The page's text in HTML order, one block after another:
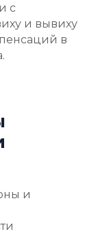
с
и вывиху
в
и